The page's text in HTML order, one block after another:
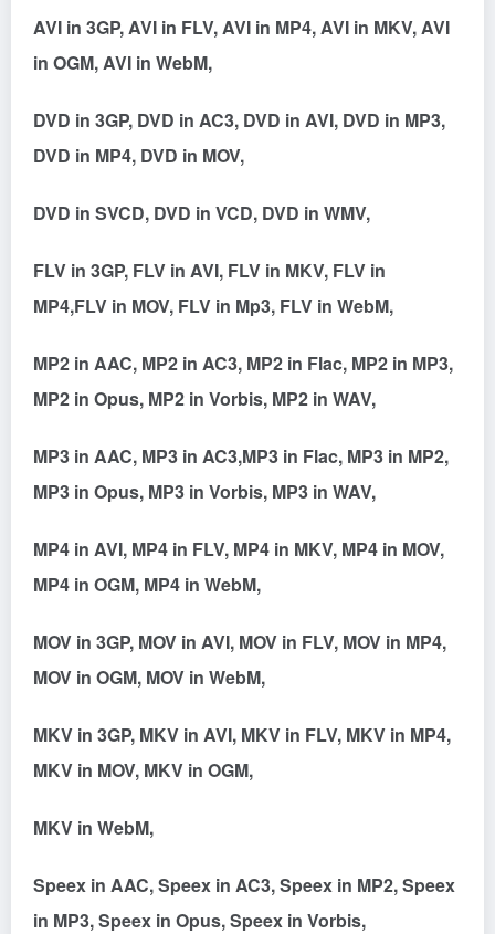
AVI in 3GP, AVI in FLV, AVI in MP4, AVI in MKV, AVI
in OGM, AVI in WebM,
DVD in 3GP, DVD in AC3, DVD in AVI, DVD in MP3,
DVD in MP4, DVD in MOV,
DVD in SVCD, DVD in VCD, DVD in WMV,
FLV in 3GP, FLV in AVI, FLV in MKV, FLV in
MP4,FLV in MOV, FLV in Mp3, FLV in WebM,
MP2 in AAC, MP2 in AC3, MP2 in Flac, MP2 in MP3,
MP2 in Opus, MP2 in Vorbis, MP2 in WAV,
MP3 in AAC, MP3 in AC3,MP3 in Flac, MP3 in MP2,
MP3 in Opus, MP3 in Vorbis, MP3 in WAV,
MP4 in AVI, MP4 in FLV, MP4 in MKV, MP4 in MOV,
MP4 in OGM, MP4 in WebM,
MOV in 3GP, MOV in AVI, MOV in FLV, MOV in MP4,
MOV in OGM, MOV in WebM,
MKV in 3GP, MKV in AVI, MKV in FLV, MKV in MP4,
MKV in MOV, MKV in OGM,
MKV in WebM,
Speex in AAC, Speex in AC3, Speex in MP2, Speex
in MP3, Speex in Opus, Speex in Vorbis,